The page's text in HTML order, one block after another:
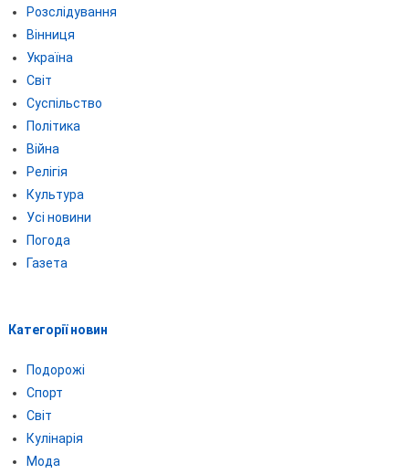
Розслідування
Вінниця
Україна
Світ
Суспільство
Політика
Війна
Релігія
Культура
Усі новини
Погода
Газета
Категорії новин
Подорожі
Спорт
Світ
Кулінарія
Мода